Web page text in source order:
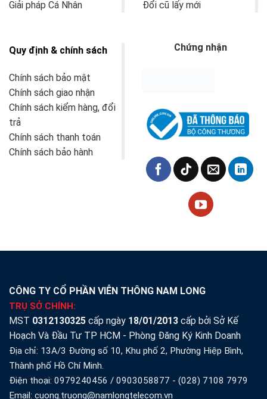
Giải pháp Cá Nhân
Đổi cũ lấy mới
Quy định & chính sách
Chính sách bảo mật
Chính sách giao nhận
Chính sách kiểm hàng, đổi
trả
Chính sách thanh toán
Chính sách bảo hành
Chứng nhận
CÔNG TY CỔ PHẦN VIỄN THÔNG NAM LONG
TRỤ SỞ CHÍNH:
MST 0312130325 cấp ngày 18/01/2013 cấp bởi Sở Kế
Hoạch Và Đầu Tư TP HCM - Phòng Đăng Ký Kinh Doanh
Địa chỉ: 13A/3 Đường số 10, Khu phố 2, Phường Hiệp Bình,
Thành phố Hồ Chí Minh.
Điện thoại: 0979240456 / 0903058877 - (028) 7108 7979
Email: cuong.truong@namlongtelecom.vn